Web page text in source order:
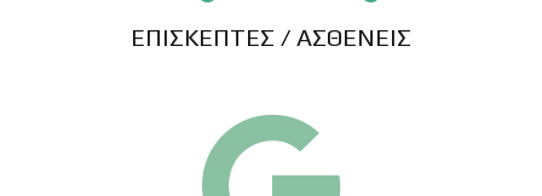
ΕΠΙΣΚΕΠΤΕΣ / ΑΣΘΕΝΕΙΣ